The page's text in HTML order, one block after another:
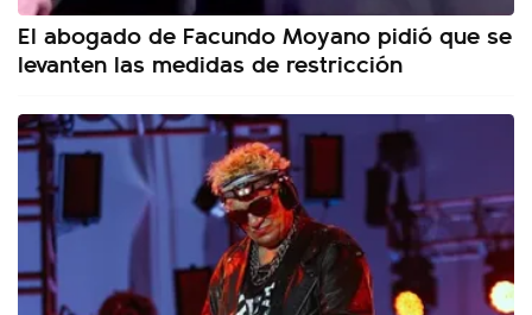
El abogado de Facundo Moyano pidió que se
levanten las medidas de restricción